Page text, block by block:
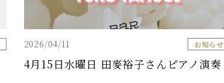
2026/04/11 お知らせ
4月15日水曜日 田麥裕子さんピアノ演奏